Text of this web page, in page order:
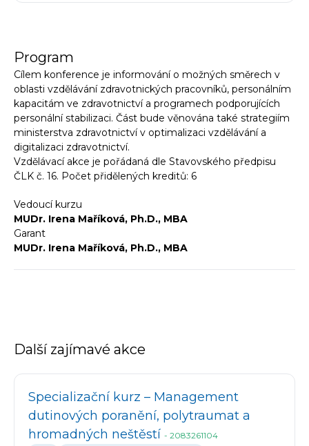
Program
Cílem konference je informování o možných směrech v
oblasti vzdělávání zdravotnických pracovníků, personálním
kapacitám ve zdravotnictví a programech podporujících
personální stabilizaci. Část bude věnována také strategiím
ministerstva zdravotnictví v optimalizaci vzdělávání a
digitalizaci zdravotnictví.
Vzdělávací akce je pořádaná dle Stavovského předpisu
ČLK č. 16. Počet přidělených kreditů: 6
Vedoucí kurzu
MUDr. Irena Maříková, Ph.D., MBA
Garant
MUDr. Irena Maříková, Ph.D., MBA
Další zajímavé akce
Specializační kurz – Management
dutinových poranění, polytraumat a
hromadných neštěstí - 2083261104